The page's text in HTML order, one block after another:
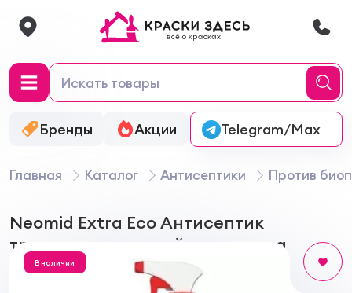
Бренды Акции Онлайн-колеровка
Telegram/Max
Главная Каталог Антисептики Против
Neomid Extra Eco Антисептик
трудновымываемый для дерева
В наличии